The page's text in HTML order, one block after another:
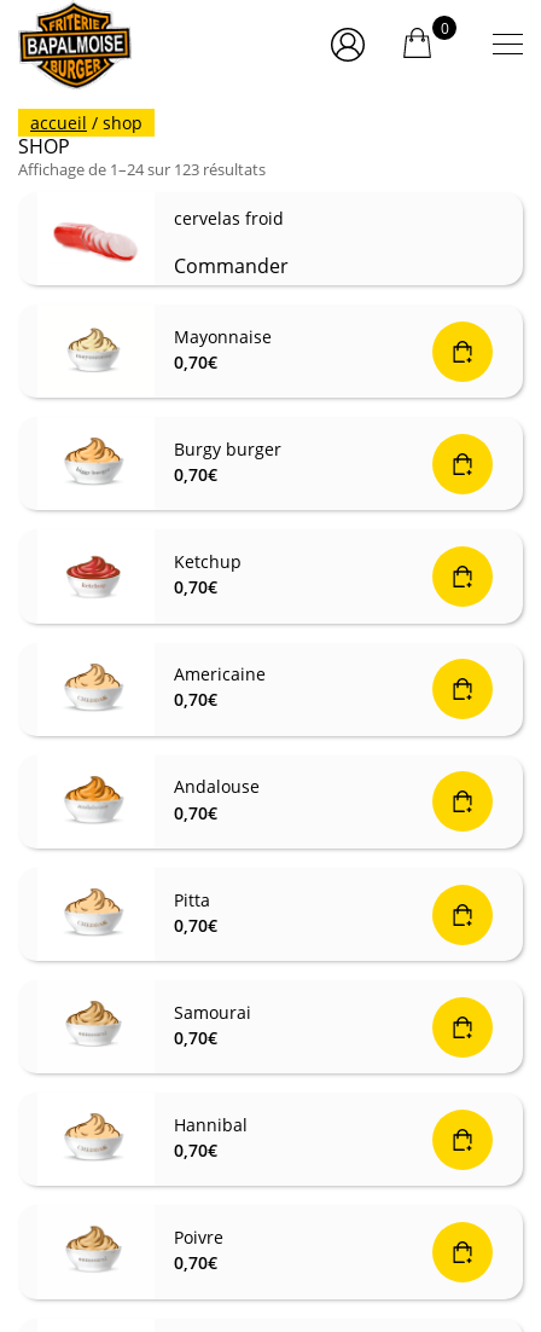
0
accueil / shop
SHOP
Affichage de 1–24 sur 123 résultatsTrié
croissant
cervelas froid
Commander
Mayonnaise
0,70€
Burgy burger
0,70€
Ketchup
0,70€
Americaine
0,70€
Andalouse
0,70€
Pitta
0,70€
Samourai
0,70€
Hannibal
0,70€
Poivre
0,70€